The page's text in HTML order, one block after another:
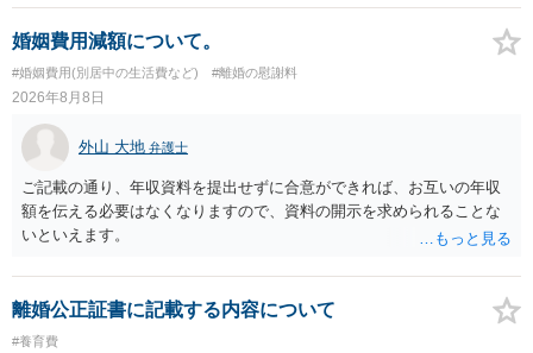
婚姻費用減額について。
#婚姻費用(別居中の生活費など) #離婚の慰謝料
2026年8月8日
外山 大地 弁護士
ご記載の通り、年収資料を提出せずに合意ができれば、お互いの年収
額を伝える必要はなくなりますので、資料の開示を求められることな
いといえます。
離婚公正証書に記載する内容について
#養育費